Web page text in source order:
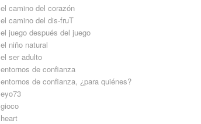
el camino del corazón
el camino del dis-fruT
el juego después del juego
el niño natural
el ser adulto
entornos de confianza
entornos de confianza, ¿para quiénes?
eyo73
gioco
heart